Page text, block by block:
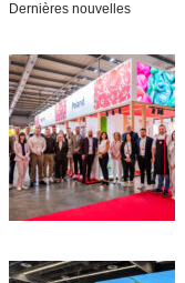
Dernières nouvelles